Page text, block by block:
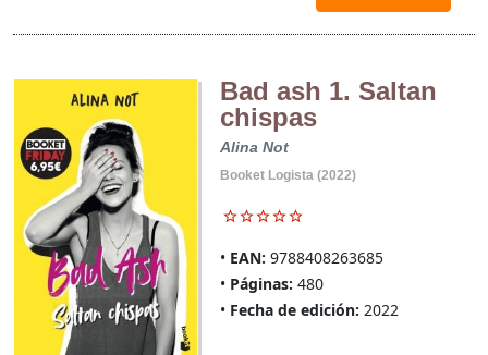
Bad ash 1. Saltan
chispas
Alina Not
Booket Logista (2022)
EAN: 9788408263685
Páginas: 480
Fecha de edición: 2022